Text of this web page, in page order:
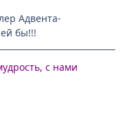
Адвента-
бы!!!
с нами